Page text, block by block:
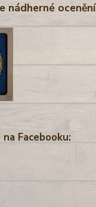
nádherné ocenění
Facebooku: